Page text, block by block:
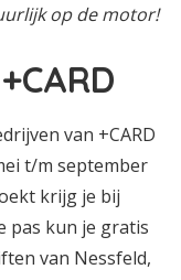
op de motor!
van +CARD
t/m september
krijg je bij
pas kun je gratis
van Nessfeld,